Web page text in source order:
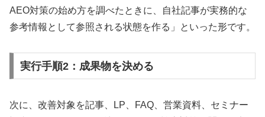
AEO対策の始め方を調べたときに、自社記事が実務的な
参考情報として参照される状態を作る」といった形です。
実行手順2：成果物を決める
次に、改善対象を記事、LP、FAQ、営業資料、セミナー